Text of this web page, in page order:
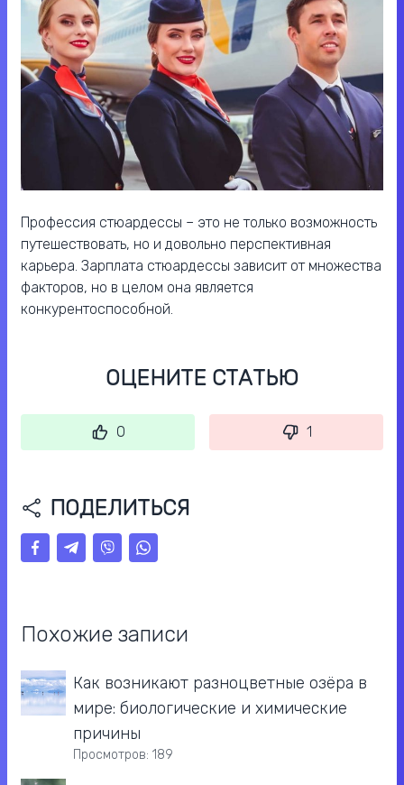
Профессия стюардессы – это не только возможность
путешествовать, но и довольно перспективная
карьера. Зарплата стюардессы зависит от множества
факторов, но в целом она является
конкурентоспособной.
ОЦЕНИТЕ СТАТЬЮ
0 1
ПОДЕЛИТЬСЯ
Похожие записи
Как возникают разноцветные озёра в
мире: биологические и химические
причины
Просмотров: 189